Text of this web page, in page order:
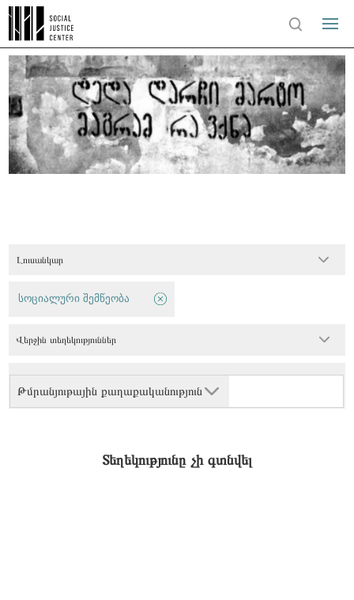
Լուսանկար
Թմրանյութային քաղաքականություն
სოციალური შემწეობა
Վերջին տեղեկություններ
Տեղեկությունը չի գտնվել